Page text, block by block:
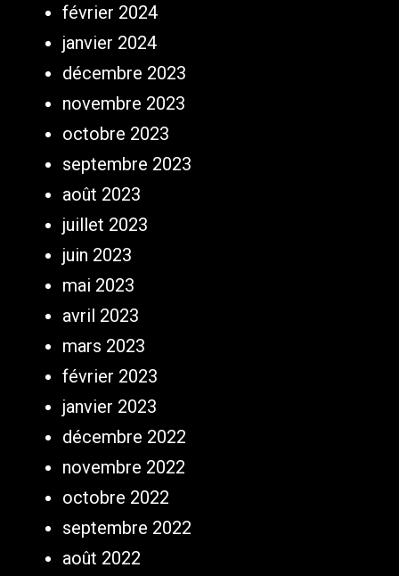
février 2024
janvier 2024
décembre 2023
novembre 2023
octobre 2023
septembre 2023
août 2023
juillet 2023
juin 2023
mai 2023
avril 2023
mars 2023
février 2023
janvier 2023
décembre 2022
novembre 2022
octobre 2022
septembre 2022
août 2022